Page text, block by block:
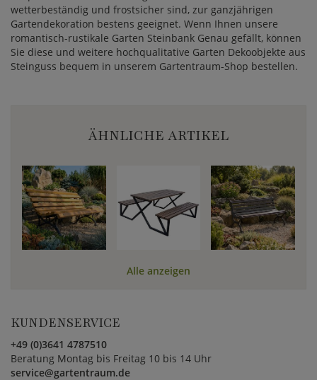
wetterbeständig und frostsicher sind, zur ganzjährigen
Gartendekoration bestens geeignet. Wenn Ihnen unsere
romantisch-rustikale Garten Steinbank Genau gefällt, können
Sie diese und weitere hochqualitative Garten Dekoobjekte aus
Steinguss bequem in unserem Gartentraum-Shop bestellen.
ÄHNLICHE ARTIKEL
Alle anzeigen
KUNDENSERVICE
+49 (0)3641 4787510
Beratung Montag bis Freitag 10 bis 14 Uhr
service@gartentraum.de